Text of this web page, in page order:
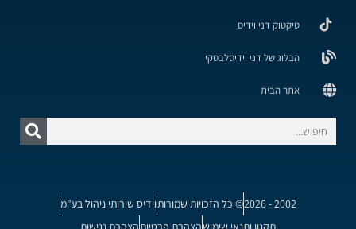
טיקטוק דני וידיס
הבלוג של דני וידיסלבסקי
אתר הבית
2002 - 2026 © כל הזכויות שמורותוידיס שירותי ניהול בע"מ